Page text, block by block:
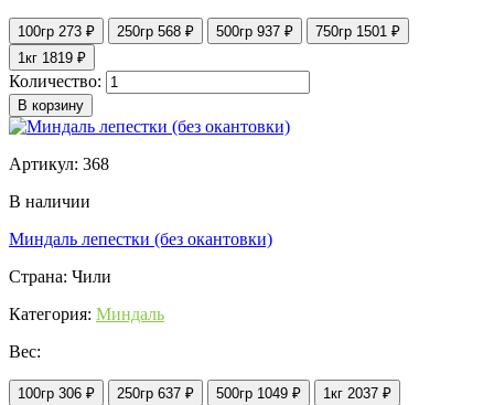
100гр 273 ₽ 250гр 568 ₽ 500гр 937 ₽ 750гр 1501 ₽
1кг 1819 ₽
Количество:
В корзину
Артикул: 368
В наличии
Миндаль лепестки (без окантовки)
Страна: Чили
Категория: Миндаль
Вес:
100гр 306 ₽ 250гр 637 ₽ 500гр 1049 ₽ 1кг 2037 ₽